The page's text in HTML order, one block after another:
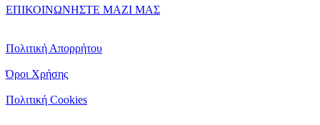
ΕΠΙΚΟΙΝΩΝΗΣΤΕ ΜΑΖΙ ΜΑΣ
Πολιτική Απορρήτου
Όροι Χρήσης
Πολιτική Cookies